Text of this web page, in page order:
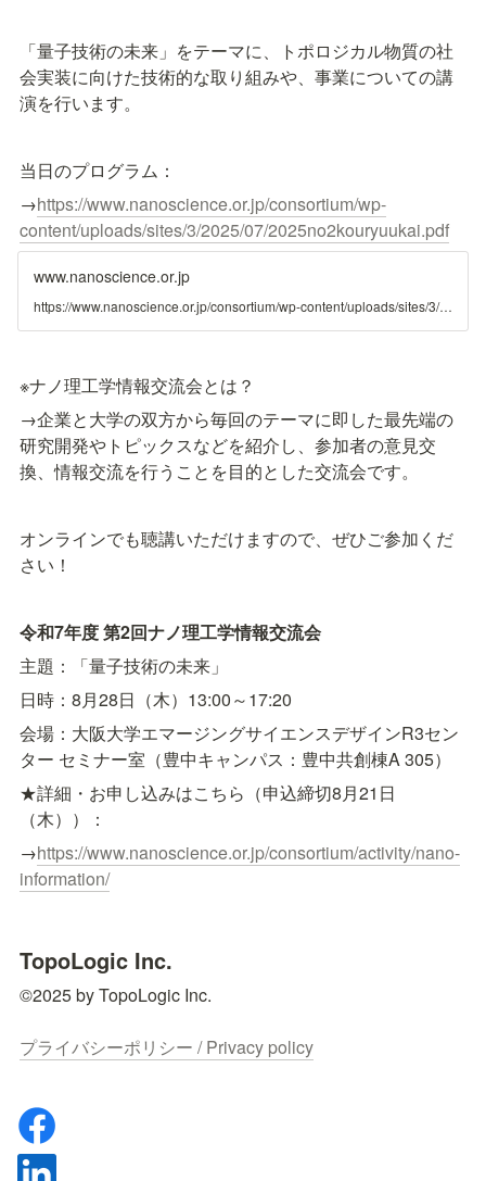
「量子技術の未来」をテーマに、トポロジカル物質の社
会実装に向けた技術的な取り組みや、事業についての講
演を行います。
当日のプログラム：
→https://www.nanoscience.or.jp/consortium/wp-
content/uploads/sites/3/2025/07/2025no2kouryuukai.pdf
www.nanoscience.or.jp
https://www.nanoscience.or.jp/consortium/wp-content/uploads/sites/3/2025/07/2025no2kouryuukai.pdf
※ナノ理工学情報交流会とは？
→企業と大学の双方から毎回のテーマに即した最先端の
研究開発やトピックスなどを紹介し、参加者の意見交
換、情報交流を行うことを目的とした交流会です。
オンラインでも聴講いただけますので、ぜひご参加くだ
さい！
令和7年度 第2回ナノ理工学情報交流会
主題：「量子技術の未来」
日時：8月28日（木）13:00～17:20
会場：大阪大学エマージングサイエンスデザインR3セン
ター セミナー室（豊中キャンパス：豊中共創棟A 305）
★詳細・お申し込みはこちら（申込締切8月21日
（木））：
→https://www.nanoscience.or.jp/consortium/activity/nano-
information/
TopoLogic Inc.
©2025 by TopoLogic Inc.
プライバシーポリシー / Privacy policy